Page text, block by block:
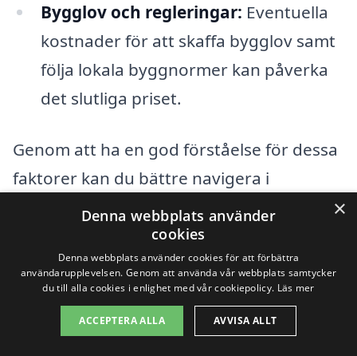
Bygglov och regleringar: Eventuella
kostnader för att skaffa bygglov samt
följa lokala byggnormer kan påverka
det slutliga priset.
Genom att ha en god förståelse för dessa
faktorer kan du bättre navigera i
prissättningen för totalentreprenad i
Betsede. Det kan också vara till hjälp att
inhämta flera offerter från olika
entreprenörer för att få en känsla för vad
som är rimligt och konkurrenskraftigt i
×
Denna webbplats använder
cookies
Denna webbplats använder cookies för att förbättra
användarupplevelsen. Genom att använda vår webbplats samtycker
du till alla cookies i enlighet med vår cookiepolicy. Läs mer
ACCEPTERA ALLA AVVISA ALLT